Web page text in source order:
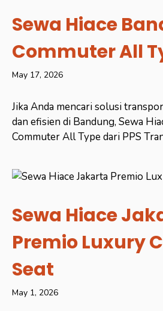
Sewa Hiace
Commuter All
May 17, 2026
Jika Anda mencari solusi
dan efisien di Bandung, Sewa
Commuter All Type dari PPS
Sewa Hiace
Premio Luxury
Seat
May 1, 2026